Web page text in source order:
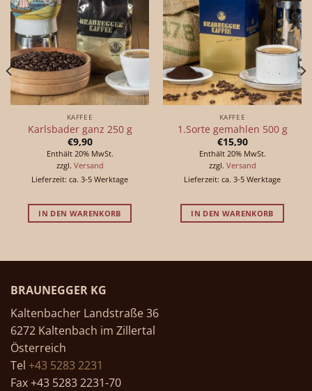
KAFFEE
Karlsbader ganz 250 g
€9,90
Enthält 20% MwSt.
zzgl. Versand
Lieferzeit: ca. 3-5 Werktage
IN DEN WARENKORB
KAFFEE
1.Sorte gemahlen 500 g
€15,90
Enthält 20% MwSt.
zzgl. Versand
Lieferzeit: ca. 3-5 Werktage
IN DEN WARENKORB
BRAUNEGGER KG
Kaltenbacher Landstraße 36
6272 Kaltenbach im Zillertal
Österreich
Tel +43 5283 2231
Fax +43 5283 2231-70